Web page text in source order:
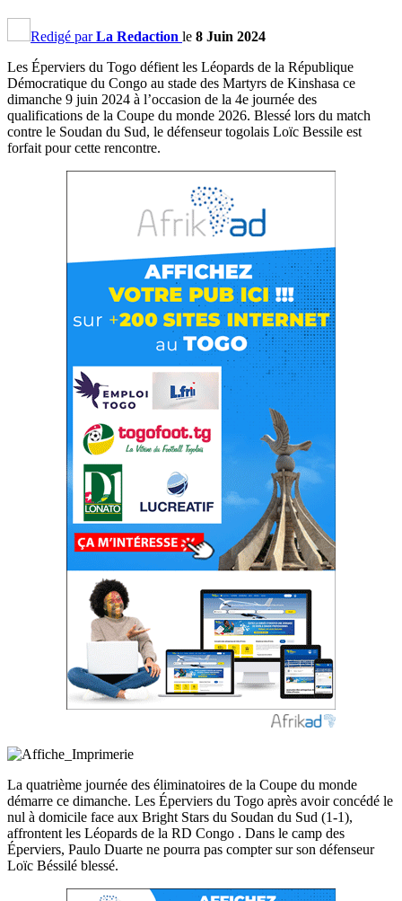
Redigé parLa Redaction le 8 Juin 2024
Les Éperviers du Togo défient les Léopards de la République
Démocratique du Congo au stade des Martyrs de Kinshasa ce
dimanche 9 juin 2024 à l’occasion de la 4e journée des
qualifications de la Coupe du monde 2026. Blessé lors du match
contre le Soudan du Sud, le défenseur togolais Loïc Bessile est
forfait pour cette rencontre.
La quatrième journée des éliminatoires de la Coupe du monde
démarre ce dimanche. Les Éperviers du Togo après avoir concédé le
nul à domicile face aux Bright Stars du Soudan du Sud (1-1),
affrontent les Léopards de la RD Congo . Dans le camp des
Éperviers, Paulo Duarte ne pourra pas compter sur son défenseur
Loïc Béssilé blessé.